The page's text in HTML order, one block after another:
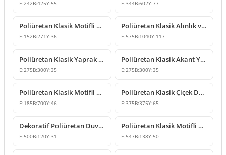
E:242B:425Y:55 E:344B:602Y:77
Poliüretan Klasik Motifli Duvar ve Mobilya Süsü
E:152B:271Y:36
Poliüretan Klasik Alınlık ve Duvar Süsleme Tasarımı
E:575B:1040Y:117
Poliüretan Klasik Yaprak Desenli Köşe Süsleme Modeli
E:275B:300Y:35
Poliüretan Klasik Akant Yapraklı Duvar Süsleme Modeli
E:275B:300Y:35
Poliüretan Klasik Motifli Duvar Süsü
E:185B:700Y:46
Poliüretan Klasik Çiçek Desenli Duvar ve Tavan Süsü
E:375B:375Y:65
Dekoratif Poliüretan Duvar ve Mobilya Süsleme Modeli
E:500B:120Y:31
Poliüretan Klasik Motifli Dikey Duvar Süsleme Modeli
E:547B:138Y:50